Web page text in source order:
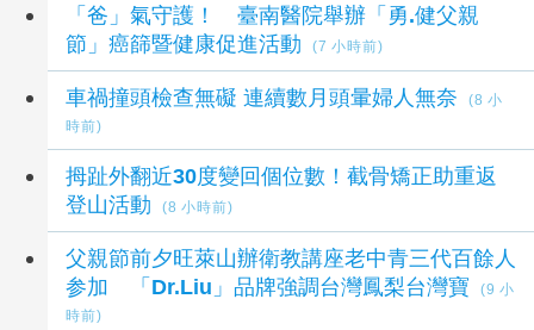
「爸」氣守護！ 臺南醫院舉辦「勇.健父親
節」癌篩暨健康促進活動
(7 小時前)
車禍撞頭檢查無礙 連續數月頭暈婦人無奈
(8 小
時前)
拇趾外翻近30度變回個位數！截骨矯正助重返
登山活動
(8 小時前)
父親節前夕旺萊山辦衛教講座老中青三代百餘人
参加 「Dr.Liu」品牌強調台灣鳳梨台灣寶
(9 小
時前)